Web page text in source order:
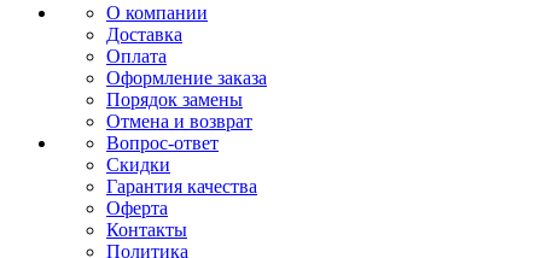
О компании
Доставка
Оплата
Оформление заказа
Порядок замены
Отмена и возврат
Вопрос-ответ
Скидки
Гарантия качества
Оферта
Контакты
Политика